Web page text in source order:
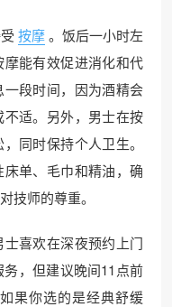
按摩 。饭后一小时左
能有效促进消化和代
段时间，因为酒精会
适。另外，男士在按
同时保持个人卫生。
单、毛巾和精油，确
技师的尊重。
喜欢在深夜预约上门
，但建议晚间11点前
果你选的是经典舒缓